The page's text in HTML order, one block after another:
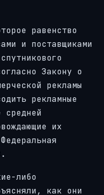
равенство
и поставщиками
Закону о
рекламы
рекламные
средней
их
либо
как они